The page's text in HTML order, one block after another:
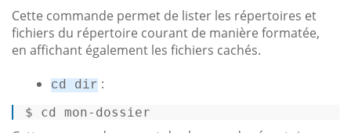
Cette commande permet de lister les répertoires et
fichiers du répertoire courant de manière formatée,
en affichant également les fichiers cachés.
cd dir :
$ cd mon-dossier